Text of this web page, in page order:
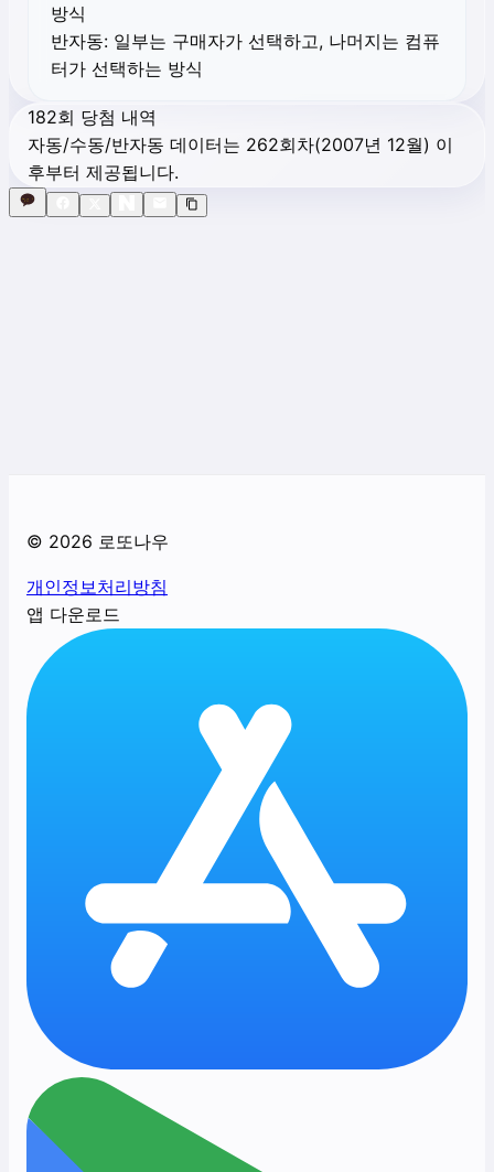
방식
반자동: 일부는 구매자가 선택하고, 나머지는 컴퓨
터가 선택하는 방식
182회 당첨 내역
자동/수동/반자동 데이터는 262회차(2007년 12월) 이
후부터 제공됩니다.
© 2026 로또나우
개인정보처리방침
앱 다운로드